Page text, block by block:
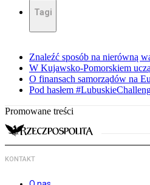
Tagi
Znaleźć sposób na nierówną
W Kujawsko-Pomorskiem
O finansach samorządów na
Pod hasłem
Promowane treści
KONTAKT